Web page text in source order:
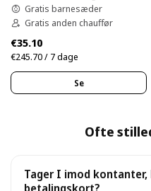
Gratis barnesæder
Gratis anden chauffør
€35.10
€245.70 / 7 dage
Se
Ofte
Tager I imod